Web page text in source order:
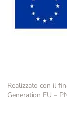
Realizzato con il
Generation EU –